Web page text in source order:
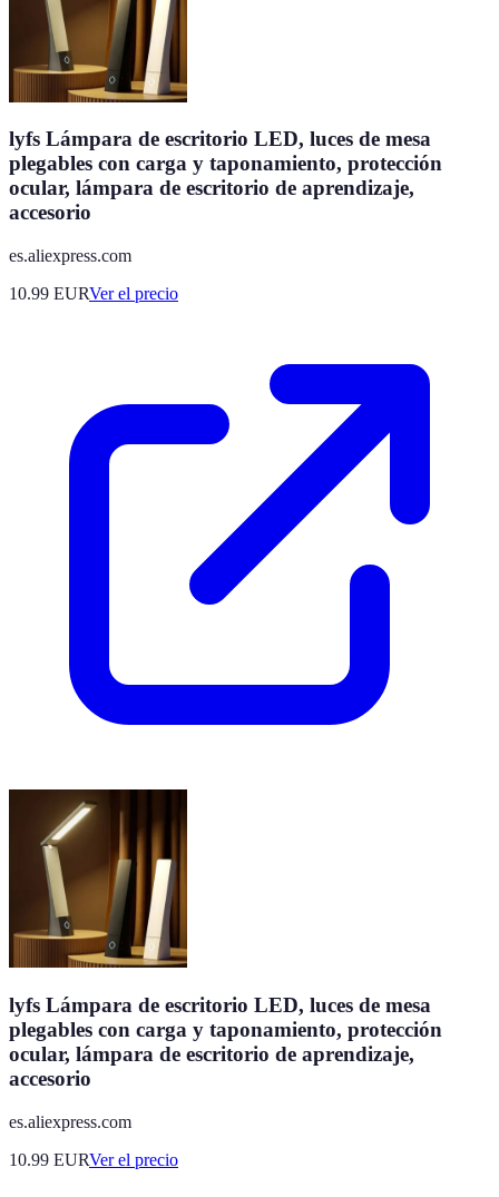
lyfs Lámpara de escritorio LED, luces de mesa
plegables con carga y taponamiento, protección
ocular, lámpara de escritorio de aprendizaje,
accesorio
es.aliexpress.com
10.99 EURVer el precio
lyfs Lámpara de escritorio LED, luces de mesa
plegables con carga y taponamiento, protección
ocular, lámpara de escritorio de aprendizaje,
accesorio
es.aliexpress.com
10.99 EURVer el precio